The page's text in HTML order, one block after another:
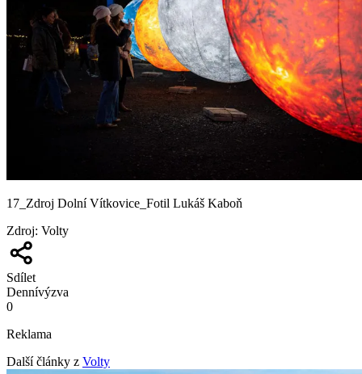
17_Zdroj Dolní Vítkovice_Fotil Lukáš Kaboň
Zdroj: Volty
Sdílet
Dennívýzva
0
Reklama
Další články z Volty